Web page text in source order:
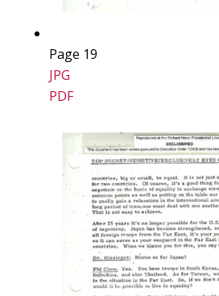
Page 19
JPG
PDF